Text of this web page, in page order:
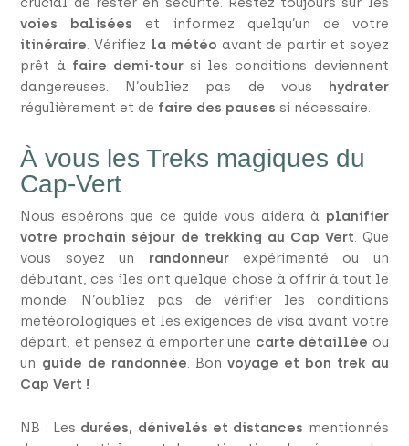
voies baliséeset informez quelqu’un de votre
itinéraire. Vérifiez la météo avant de partir et soyez
prêt à faire demi-toursi les conditions deviennent
dangereuses. N’oubliez pas de vous
hydrater
régulièrement et de faire des pauses si nécessaire.
À vous les Treks magiques du
Cap-Vert
Nous espérons que ce guide vous aidera à planifier
votre prochain séjour de trekking au Cap Vert. Que
vous soyez un randonneurexpérimenté ou un
débutant, ces îles ont quelque chose à offrir à tout le
monde. N’oubliez pas de vérifier les conditions
météorologiques et les exigences de visa avant votre
départ, et pensez à emporter une carte détaillée ou
un guide de randonnée. Bonvoyage et bon trek au
Cap Vert !
NB : Les durées, dénivelés et distances mentionnés